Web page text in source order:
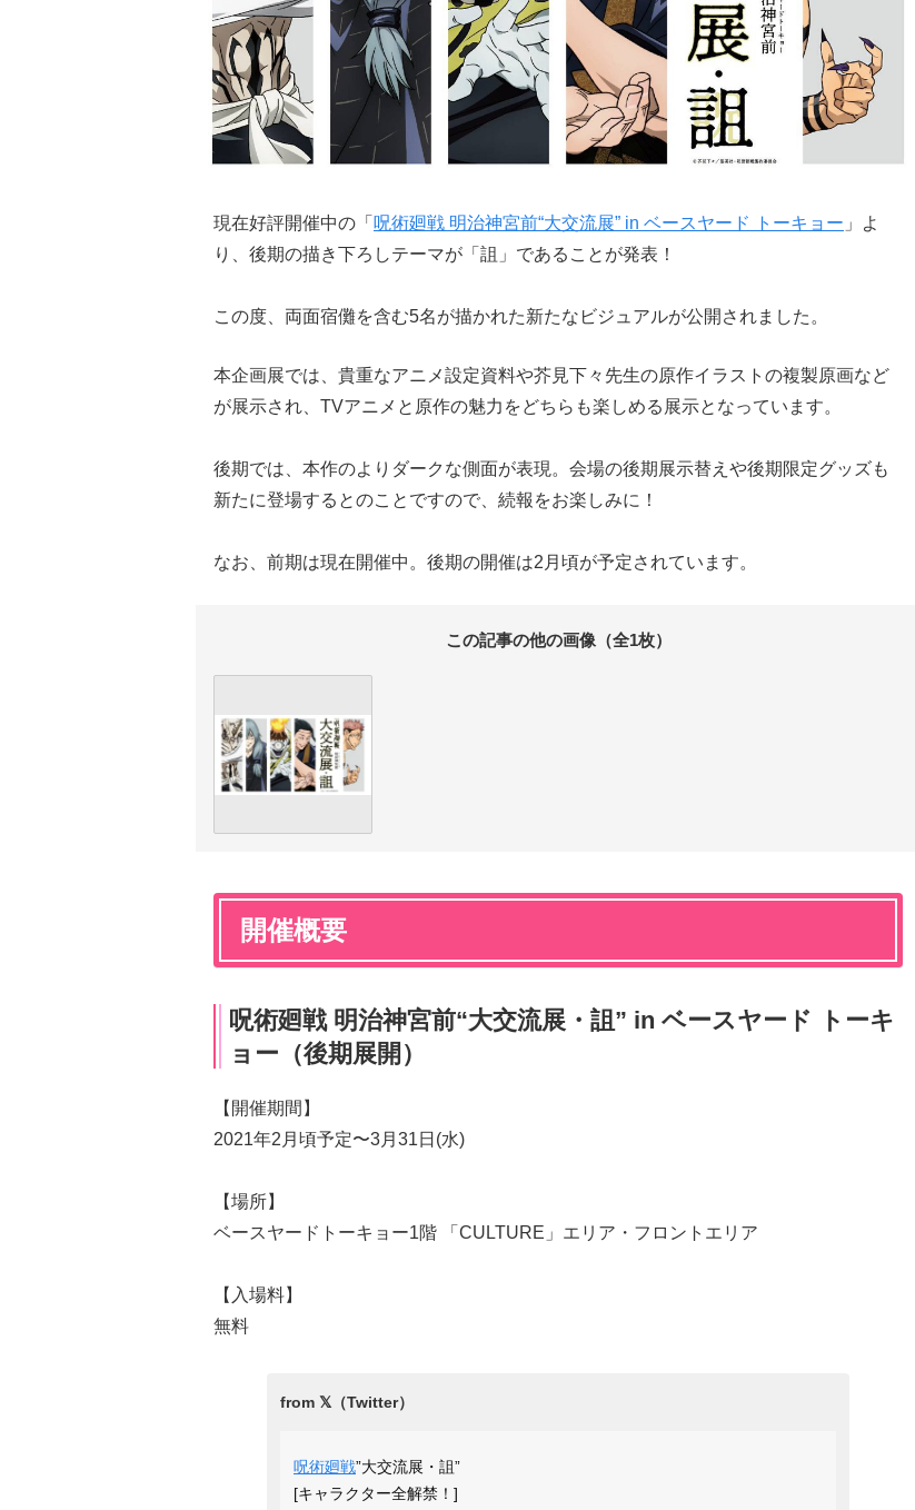
現在好評開催中の「 呪術廻戦 明治神宮前“大交流展” in ベースヤード トーキョー 」よ
り、後期の描き下ろしテーマが「詛」であることが発表！
この度、両面宿儺を含む5名が描かれた新たなビジュアルが公開されました。
本企画展では、貴重なアニメ設定資料や芥見下々先生の原作イラストの複製原画など
が展示され、TVアニメと原作の魅力をどちらも楽しめる展示となっています。
後期では、本作のよりダークな側面が表現。会場の後期展示替えや後期限定グッズも
新たに登場するとのことですので、続報をお楽しみに！
なお、前期は現在開催中。後期の開催は2月頃が予定されています。
この記事の他の画像（全1枚）
開催概要
呪術廻戦 明治神宮前“大交流展・詛” in ベースヤード トーキ
ョー（後期展開）
【開催期間】
2021年2月頃予定〜3月31日(水)
【場所】
ベースヤードトーキョー1階 「CULTURE」エリア・フロントエリア
【入場料】
無料
呪術廻戦”大交流展・詛”
[キャラクター全解禁！]